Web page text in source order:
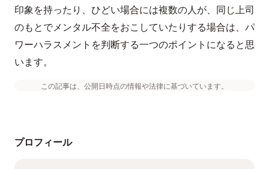
印象を持ったり、ひどい場合には複数の人が、同じ上司
のもとでメンタル不全をおこしていたりする場合は、パ
ワーハラスメントを判断する一つのポイントになると思
います。
この記事は、公開日時点の情報や法律に基づいています。
プロフィール